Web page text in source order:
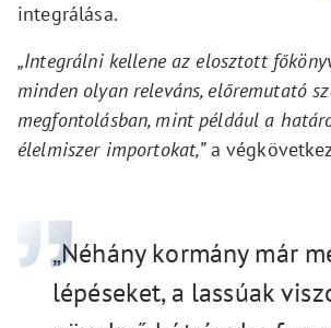
integrálása.
„Integrálni kellene az elosztott
minden olyan releváns, előremutató
megfontolásban, mint például a
élelmiszer importokat,”a
„Néhány kormány már
lépéseket, a lassúak